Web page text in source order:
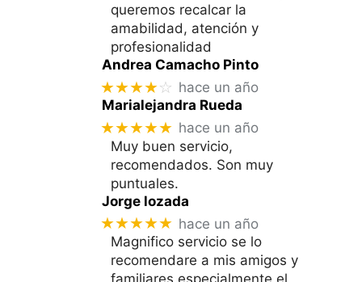
queremos recalcar la
amabilidad, atención y
profesionalidad
Andrea Camacho Pinto
★★★★☆ hace un año
Marialejandra Rueda
★★★★★ hace un año
Muy buen servicio,
recomendados. Son muy
puntuales.
Jorge lozada
★★★★★ hace un año
Magnifico servicio se lo
recomendare a mis amigos y